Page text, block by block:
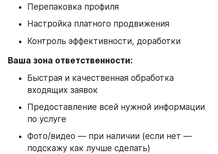
Перепаковка профиля
Настройка платного продвижения
Контроль эффективности, доработки
Ваша зона ответственности:
Быстрая и качественная обработка
входящих заявок
Предоставление всей нужной информации
по услуге
Фото/видео — при наличии (если нет —
подскажу как лучше сделать)